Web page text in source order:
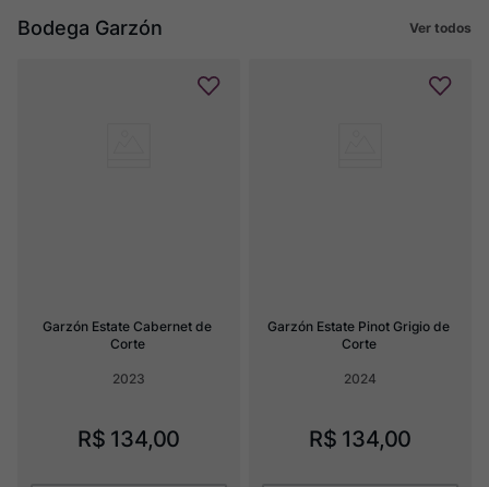
Bodega Garzón Ver todos
Garzón Estate Cabernet de
Corte
2023
R$ 134,00
Garzón Estate Pinot Grigio de
Corte
2024
R$ 134,00